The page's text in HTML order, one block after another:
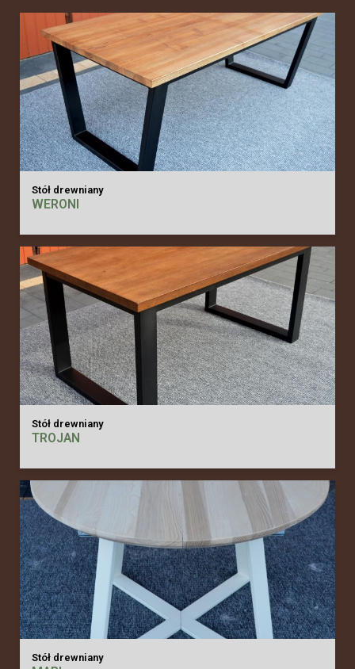
Stół drewniany
WERONI
Stół drewniany
TROJAN
Stół drewniany